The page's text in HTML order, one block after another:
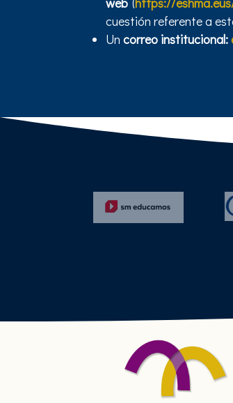
cuestión referente a
Uncorreo institucional: